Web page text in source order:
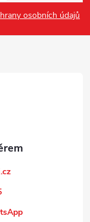
osobních údajů